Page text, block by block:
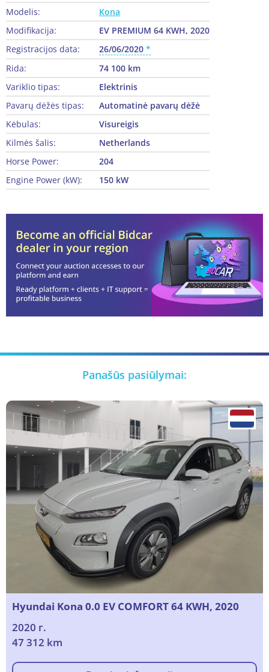
Modelis:
Kona
Modifikacija:
EV PREMIUM 64 KWH, 2020
Registracijos data:
26/06/2020
Rida:
74 100 km
Variklio tipas:
Elektrinis
Pavarų dėžės tipas:
Automatinė pavarų dėžė
Kėbulas:
Visureigis
Kilmės šalis:
Netherlands
Horse Power:
204
Engine Power (kW):
150 kW
Panašūs pasiūlymai:
Hyundai Kona 0.0 EV COMFORT 64 KWH, 2020
2020 г.
47 312 km